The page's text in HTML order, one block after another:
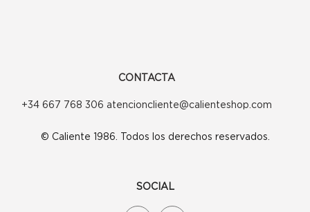
CONTACTA
+34 667 768 306 atencioncliente@calienteshop.com
© Caliente 1986. Todos los derechos reservados.
SOCIAL